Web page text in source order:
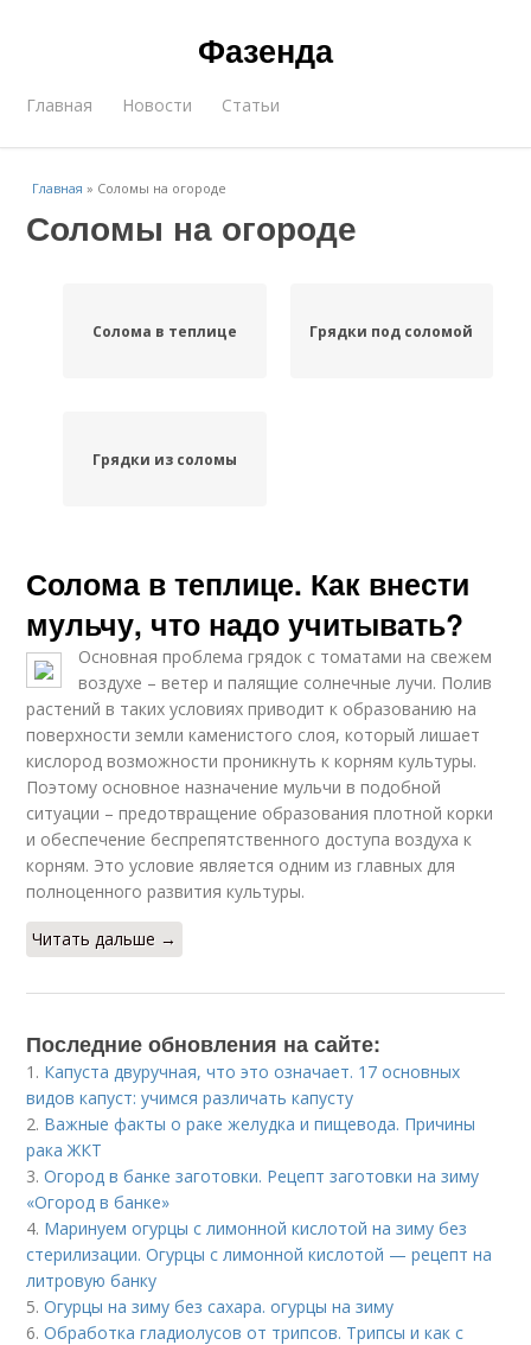
Фазенда
Главная Новости Статьи
Главная » Соломы на огороде
Соломы на огороде
Солома в теплице Грядки под соломой
Грядки из соломы
Солома в теплице. Как внести
мульчу, что надо учитывать?
Основная проблема грядок с томатами на свежем
воздухе – ветер и палящие солнечные лучи. Полив
растений в таких условиях приводит к образованию на
поверхности земли каменистого слоя, который лишает
кислород возможности проникнуть к корням культуры.
Поэтому основное назначение мульчи в подобной
ситуации – предотвращение образования плотной корки
и обеспечение беспрепятственного доступа воздуха к
корням. Это условие является одним из главных для
полноценного развития культуры.
Читать дальше →
Последние обновления на сайте:
1. Капуста двуручная, что это означает. 17 основных
видов капуст: учимся различать капусту
2. Важные факты о раке желудка и пищевода. Причины
рака ЖКТ
3.Огород в банке заготовки. Рецепт заготовки на зиму
«Огород в банке»
4. Маринуем огурцы с лимонной кислотой на зиму без
стерилизации. Огурцы с лимонной кислотой — рецепт на
литровую банку
5.Огурцы на зиму без сахара. огурцы на зиму
6.Обработка гладиолусов от трипсов. Трипсы и как с